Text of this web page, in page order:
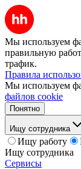
Мы используем
правильную
трафик.
Правила
Мы используем
файлов cookie
Понятно
Ищу сотрудника
Ищу работу
Ищу сотрудника
Сервисы